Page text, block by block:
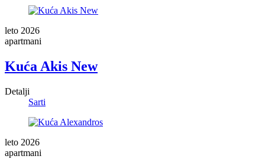
leto 2026
apartmani
Kuća Akis New
Detalji
Sarti
leto 2026
apartmani